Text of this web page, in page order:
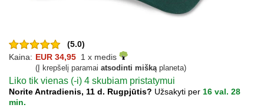
(5.0)
Kaina: EUR 34,95 1 x medis
(Į krepšelį paramai atsodinti miškąplaneta)
Liko tik vienas (-i) 4 skubiam pristatymui
Norite Antradienis, 11 d. Rugpjūtis? Užsakyti per 16 val. 28
min.